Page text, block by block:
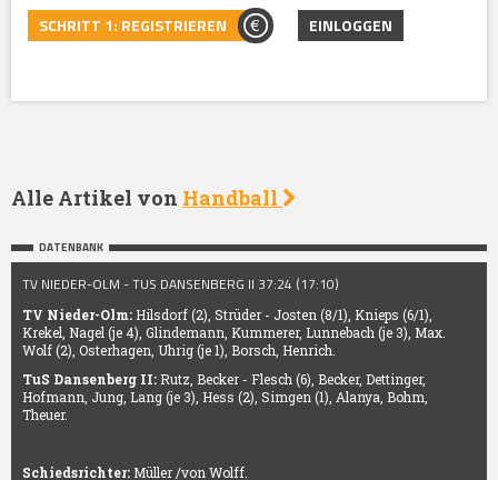
SCHRITT 1: REGISTRIEREN EINLOGGEN
Alle Artikel von Handball
DATENBANK
TV NIEDER-OLM - TUS DANSENBERG II 37:24 (17:10)
TV Nieder-Olm: Hilsdorf (2), Strüder - Josten (8/1), Knieps (6/1),
Krekel, Nagel (je 4), Glindemann, Kummerer, Lunnebach (je 3), Max.
Wolf (2), Osterhagen, Uhrig (je 1), Borsch, Henrich.
TuS Dansenberg II: Rutz, Becker - Flesch (6), Becker, Dettinger,
Hofmann, Jung, Lang (je 3), Hess (2), Simgen (1), Alanya, Bohm,
Theuer.
Schiedsrichter: Müller /von Wolff.